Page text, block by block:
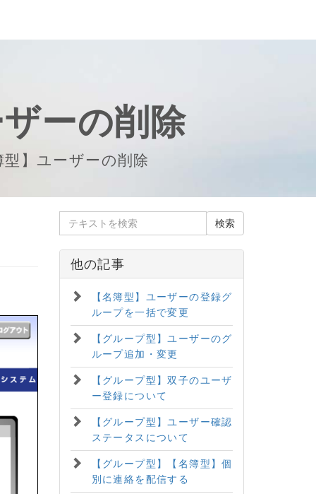
ーの削除
】ユーザーの削除
他の記事
【名簿型】ユーザーの登録グ
ループを一括で変更
【グループ型】ユーザーのグ
ループ追加・変更
【グループ型】双子のユーザ
ー登録について
【グループ型】ユーザー確認
ステータスについて
【グループ型】【名簿型】個
別に連絡を配信する